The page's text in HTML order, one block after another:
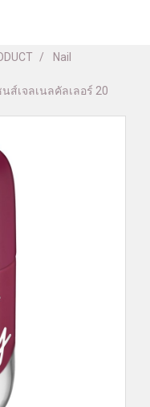
Nail
นส์เจลเนลคัลเลอร์ 20